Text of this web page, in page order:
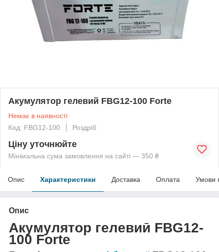
Акумулятор гелевий FBG12-100 Forte
Немає в наявності
Код: FBG12-100
Роздріб
Ціну уточнюйте
Мінімальна сума замовлення на сайті — 350 ₴
Опис Характеристики Доставка Оплата Умови
Опис
Акумулятор гелевий FBG12-
100 Forte